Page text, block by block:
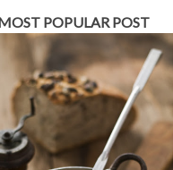
POPULAR POST